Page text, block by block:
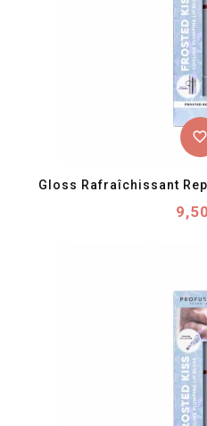
favorite_border
Gloss Rafraîchissant
Prix